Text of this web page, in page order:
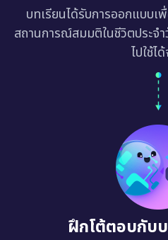
บทเรียนได้รับการออกแบบเ
สถานการณ์สมมติในชีวิตประจ
ไปใช้ไ
ฝึกโต้ตอบกับ